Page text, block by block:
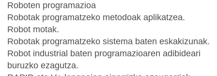
Roboten programazioa
Robotak programatzeko metodoak aplikatzea.
Robot motak.
Robotak programatzeko sistema baten eskakizunak.
Robot industrial baten programazioaren adibideari
buruzko ezagutza.